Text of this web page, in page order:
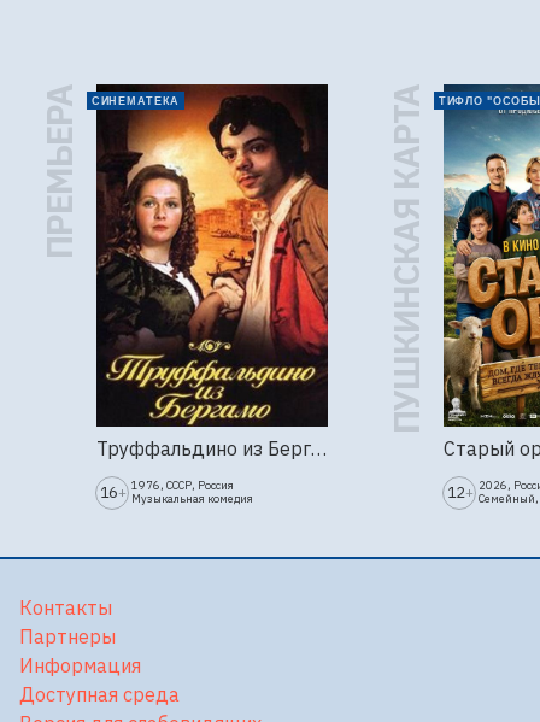
ПРЕМЬЕРА СИНЕМАТЕКА
Труффальдино из Бергамо (1976г., Ленфильм, 2 серии)
16+ 1976, СССР, Россия
Музыкальная комедия
ПУШКИНСКАЯ КАРТА ТИФЛО
Старый
12+ 2026,
Семейный,
Контакты
Партнеры
Информация
Доступная среда